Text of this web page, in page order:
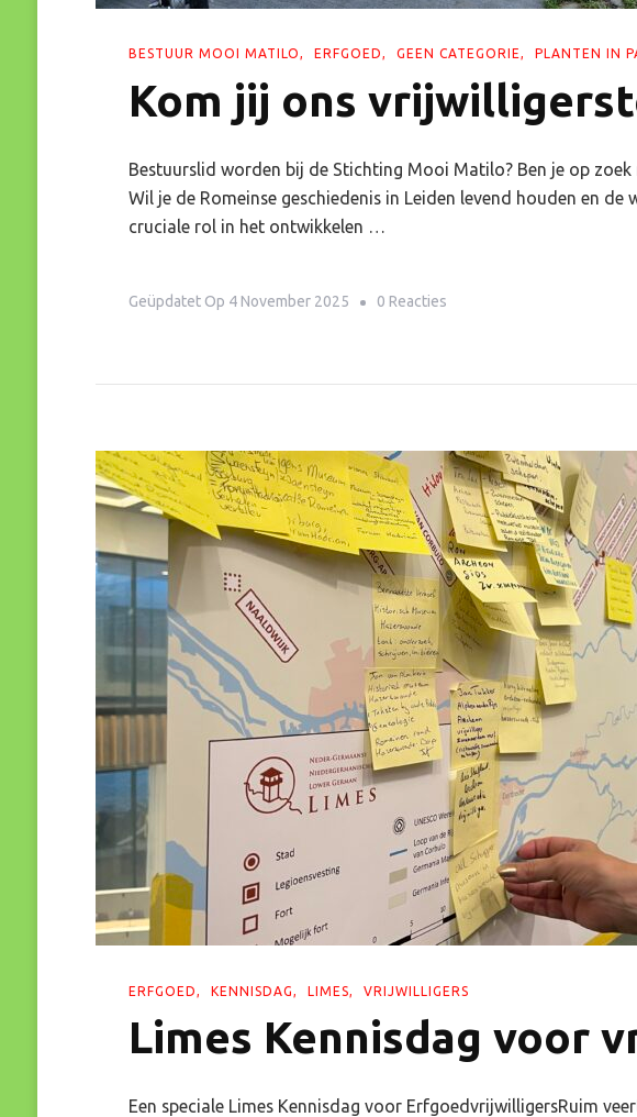
BESTUUR MOOI MATILO ERFGOED GEEN CATEGORIE PLANTEN IN
Kom jij ons
Bestuurslid worden bij de Stichting Mooi Matilo? Ben je op
Wil je de Romeinse geschiedenis in Leiden levend houden en
cruciale rol in het ontwikkelen …
Geüpdatet Op 4 November 2025 0 ReactiesOp
Versterken?
ERFGOED KENNISDAG LIMES VRIJWILLIGERS
Limes Kennisdag voor
Een speciale Limes Kennisdag voor ErfgoedvrijwilligersRuim